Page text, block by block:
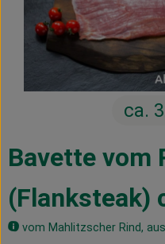
Kühltheke
Vorratskammer
Haus, Garten & Co.
Bavette vom
(Flanksteak)
vom Mahlitzscher Rind,
ca.